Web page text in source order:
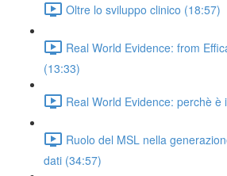
Oltre lo sviluppo clinico (18:57)
Real World Evidence: from
(13:33)
Real World Evidence: perchè
Ruolo del MSL nella
dati (34:57)